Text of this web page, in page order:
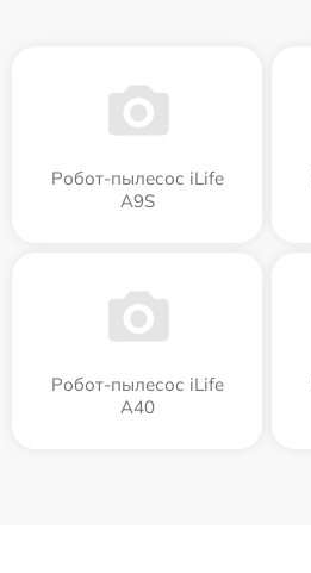
Робот-пылесос iLife
A9S
Робот-пылесос iLife
A40